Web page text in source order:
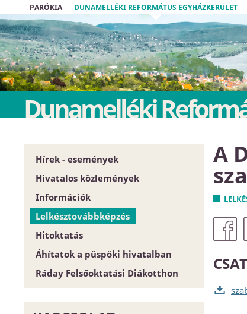
PARÓKIA DUNAMELLÉKI REFORMÁTUS EGYHÁZKERÜLET
Dunamelléki
Hírek - események
Hivatalos közlemények
Püspöki Hivatal
Közgyűlés
Zárt tartalom
Szabályrendeletek
Űrlapok
Dunamellék története
Közlöny
Információk
Egyházközségek
Esperesi Hivatalok
Püspöki Hivatal
Elnökség és szervezet
Konferencia-központ
Címtár
Lelkésztovábbképzés
Hitoktatás
Hitoktatót keresünk
Hitoktató állást keres
Áhítatok a püspöki hivatalban
Ráday Felsőoktatási Diákotthon
A